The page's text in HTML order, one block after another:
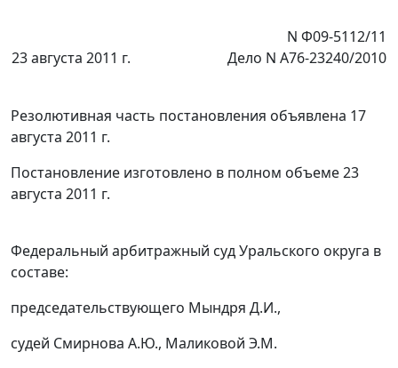
23 августа 2011 г.
N Ф09-5112/11
Дело N А76-23240/2010
Резолютивная часть постановления объявлена 17
августа 2011 г.
Постановление изготовлено в полном объеме 23
августа 2011 г.
Федеральный арбитражный суд Уральского округа в
составе:
председательствующего Мындря Д.И.,
судей Смирнова А.Ю., Маликовой Э.М.